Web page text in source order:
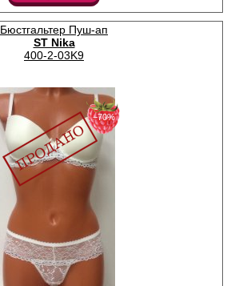
Бюстгальтер Пуш-ап
ST Nika
400-2-03K9
−70%